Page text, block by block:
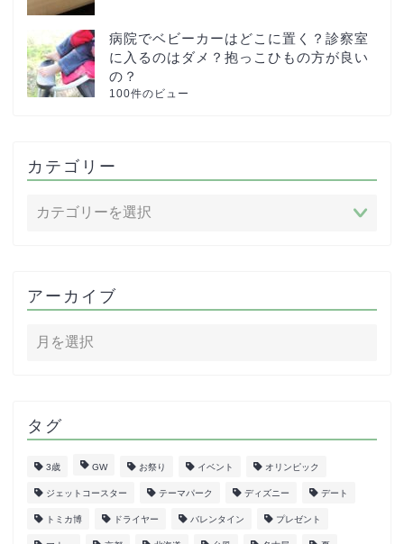
病院でベビーカーはどこに置く？診察室
に入るのはダメ？抱っこひもの方が良い
の？
100件のビュー
カテゴリー
アーカイブ
タグ
3歳 GW お祭り イベント オリンピック
ジェットコースター テーマパーク ディズニー デート
トミカ博 ドライヤー バレンタイン プレゼント